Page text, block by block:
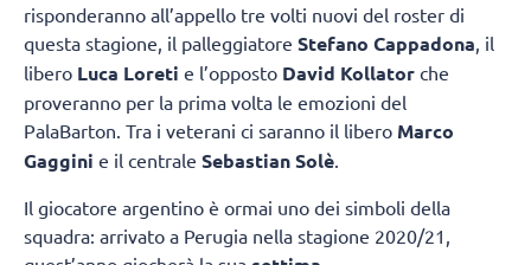
risponderanno all’appello tre volti nuovi del roster di
questa stagione, il palleggiatore Stefano Cappadona, il
libero Luca Loreti e l’opposto David Kollator che
proveranno per la prima volta le emozioni del
PalaBarton. Tra i veterani ci saranno il libero Marco
Gaggini e il centrale Sebastian Solè.
Il giocatore argentino è ormai uno dei simboli della
squadra: arrivato a Perugia nella stagione 2020/21,